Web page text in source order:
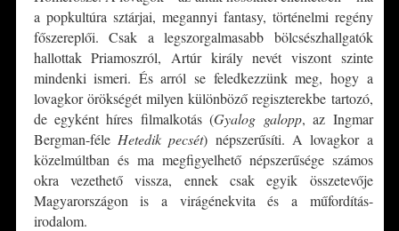
a popkultúra sztárjai, megannyi fantasy, történelmi regény
főszereplői. Csak a legszorgalmasabb bölcsészhallgatók
hallottak Priamoszról, Artúr király nevét viszont szinte
mindenki ismeri. És arról se feledkezzünk meg, hogy a
lovagkor örökségét milyen különböző regiszterekbe tartozó,
de egyként híres filmalkotás (Gyalog galopp, az Ingmar
Bergman-féle Hetedik pecsét) népszerűsíti. A lovagkor a
közelmúltban és ma megfigyelhető népszerűsége számos
okra vezethető vissza, ennek csak egyik összetevője
Magyarországon is a virágénekvita és a műfordítás-
irodalom.